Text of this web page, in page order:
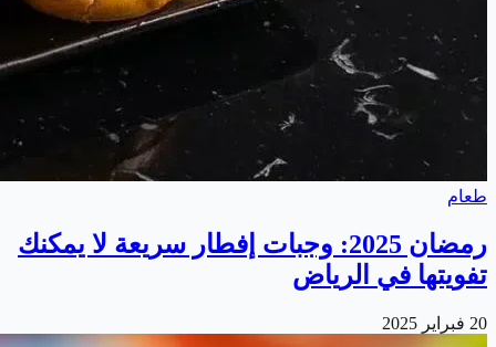
طعام
رمضان 2025: وجبات إفطار سريعة لا يمكنك
تفويتها في الرياض
20 فبراير 2025